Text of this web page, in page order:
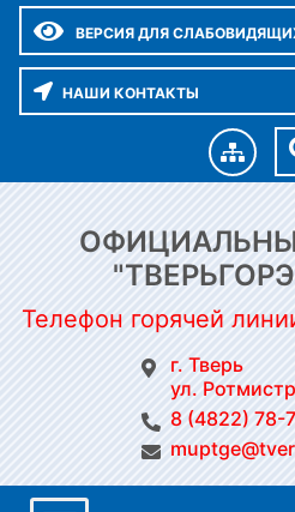
ВЕРСИЯ ДЛЯ
НАШИ КОНТАКТЫ
Телефон горячей
г. Тверь
ул.
8 (4822) 78-